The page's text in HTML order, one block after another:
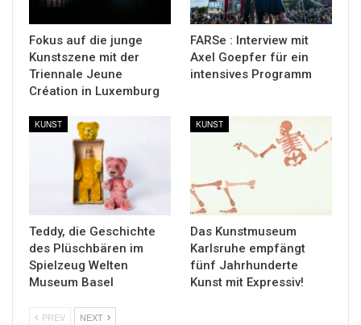
Fokus auf die junge
Kunstszene mit der
Triennale Jeune
Création in Luxemburg
FARSe : Interview mit
Axel Goepfer für ein
intensives Programm
KUNST
Teddy, die Geschichte
des Plüschbären im
Spielzeug Welten
Museum Basel
KUNST
Das Kunstmuseum
Karlsruhe empfängt
fünf Jahrhunderte
Kunst mit Expressiv!
PREV NEXT